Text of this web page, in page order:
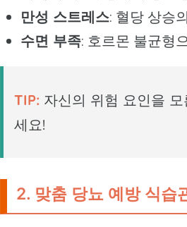
만성 스트레스: 혈당 상승
수면 부족: 호르몬 불균형
TIP: 자신의 위험 요인을 모
세요!
2. 맞춤 당뇨 예방 식습